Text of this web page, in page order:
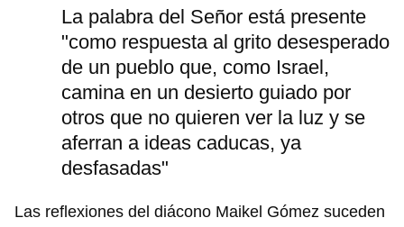
La palabra del Señor está presente
"como respuesta al grito desesperado
de un pueblo que, como Israel,
camina en un desierto guiado por
otros que no quieren ver la luz y se
aferran a ideas caducas, ya
desfasadas"
Las reflexiones del diácono Maikel Gómez suceden